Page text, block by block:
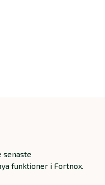
senaste
funktioner i Fortnox.